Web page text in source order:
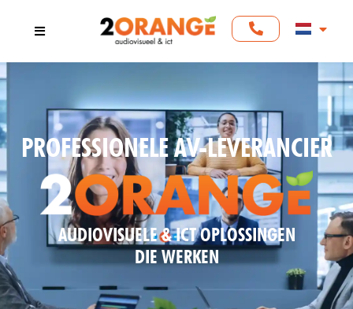
PROFESSIONELE AV-LEVERANCIER
AUDIOVISUELE & ICT OPLOSSINGEN
DIE WERKEN